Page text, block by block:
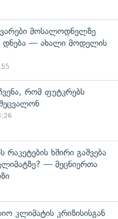
მოსალოდნელზე
— ახალი მოდელის
რომ ფუტკრებს
ხშირი გაშვება
— მეცნიერთა
კლიმატის კრიზისისგან